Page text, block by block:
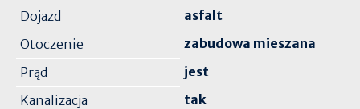
Dojazd
asfalt
Otoczenie
zabudowa mieszana
Prąd
jest
Kanalizacja
tak